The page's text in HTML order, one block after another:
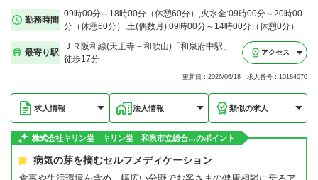
勤務時間
09時00分～18時00分（休憩60分）,火水金:09時00分～20時00
分（休憩60分）,土(偶数月):09時00分～14時00分（休憩0分）
最寄り駅
ＪＲ阪和線(天王寺－和歌山)「和泉府中駅」
徒歩17分
アクセス
更新日：2026/06/18 求人番号：10184070
求人情報 法人情報 類似の求人
株式会社キリン堂 キリン堂 和泉市立総合…のポイント
病気の芽を摘むセルフメディケーション